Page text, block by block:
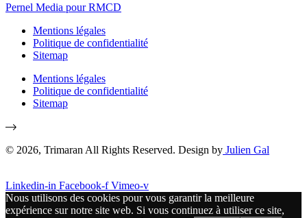
Pernel Media pour RMCD
Mentions légales
Politique de confidentialité
Sitemap
Mentions légales
Politique de confidentialité
Sitemap
© 2026, Trimaran All Rights Reserved. Design by Julien Gal
Linkedin-in Facebook-f Vimeo-v
Nous utilisons des cookies pour vous garantir la meilleure
expérience sur notre site web. Si vous continuez à utiliser ce site,